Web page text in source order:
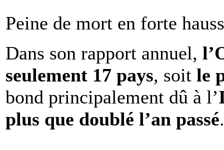
Peine de mort en forte
Dans son rapport annuel,
seulement 17 pays, soit le
bond principalement dû à l’
plus que doublé l’an passé.